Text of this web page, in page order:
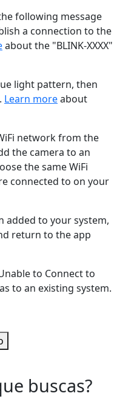
following message
a connection to the
about the "BLINK-XXXX"
light pattern, then
Learn moreabout
network from the
the camera to an
the same WiFi
connected to on your
added to your system,
return to the app
to Connect to
to an existing system.
buscas?